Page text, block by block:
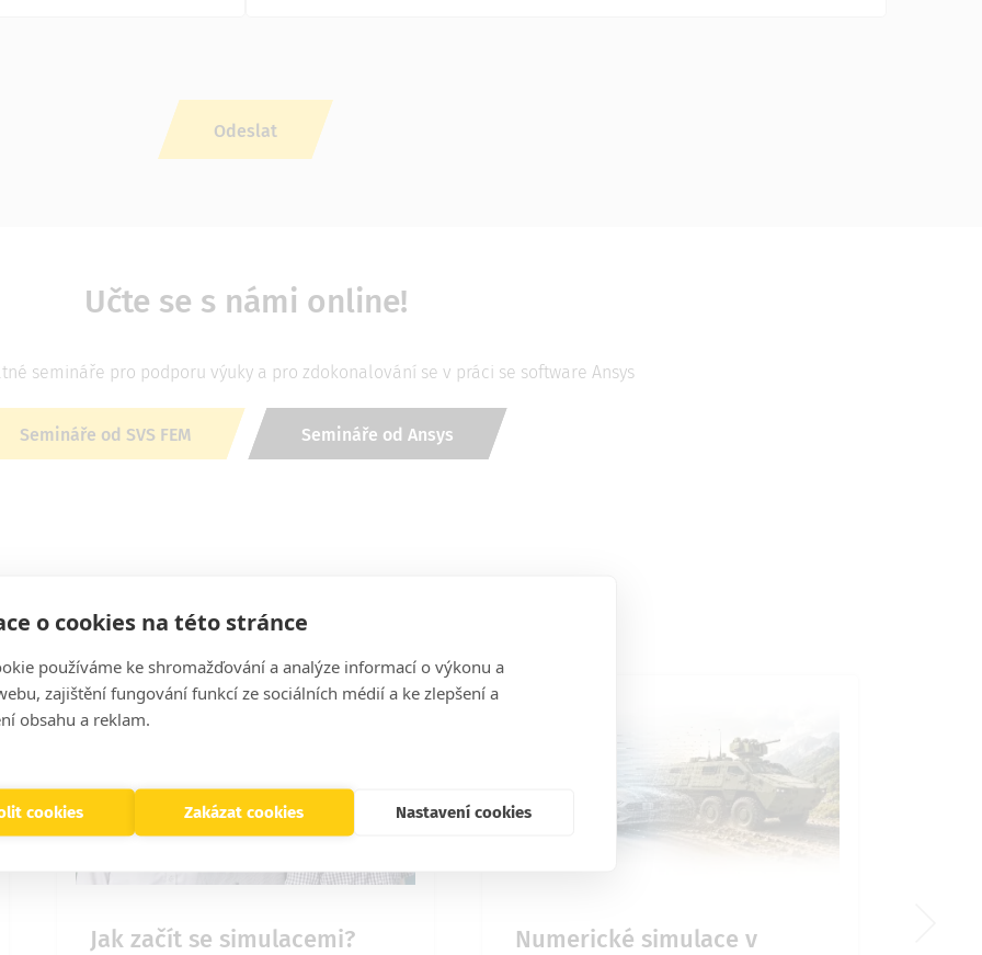
o cookies na této stránce
používáme ke shromažďování a analýze informací o výkonu a
zajištění fungování funkcí ze sociálních médií a ke zlepšení a
obsahu a reklam.
cookies Zakázat cookies Nastavení cookies
Učte se s námi online!
semináře pro podporu výuky a pro zdokonalování se v práci se software Ansys
Semináře od SVS FEM Semináře od Ansys
Mohlo by Vás zajímat
Jak začít se simulacemi?
Numerické simulace v